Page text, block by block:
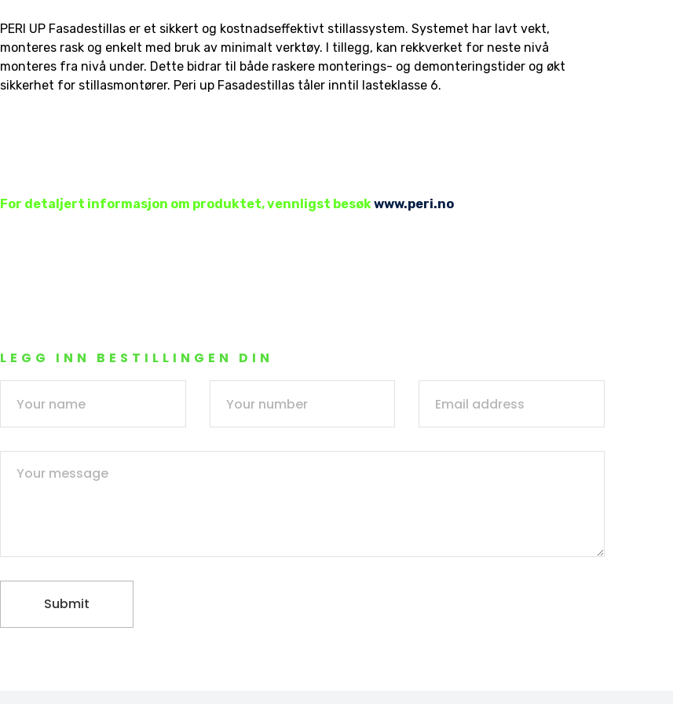
PERI UP Fasadestillas er et sikkert og kostnadseffektivt stillassystem. Systemet har lavt vekt,
monteres rask og enkelt med bruk av minimalt verktøy. I tillegg, kan rekkverket for neste nivå
monteres fra nivå under. Dette bidrar til både raskere monterings- og demonteringstider og økt
sikkerhet for stillasmontører. Peri up Fasadestillas tåler inntil lasteklasse 6.
For detaljert informasjon om produktet, vennligst besøkwww.peri.no
LEGG INN BESTILLINGEN DIN